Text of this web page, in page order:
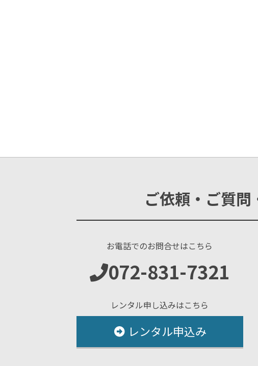
ご依頼・ご質問
お電話でのお問合せはこちら
072-831-7321
レンタル申し込みはこちら
レンタル申込み